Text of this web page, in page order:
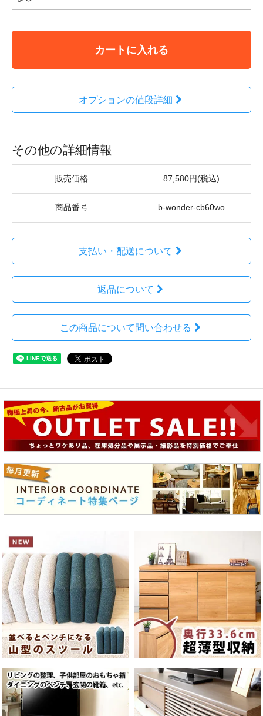
カートに入れる
オプションの値段詳細
その他の詳細情報
販売価格 87,580円(税込)
商品番号 b-wonder-cb60wo
支払い・配送について
返品について
この商品について問い合わせる